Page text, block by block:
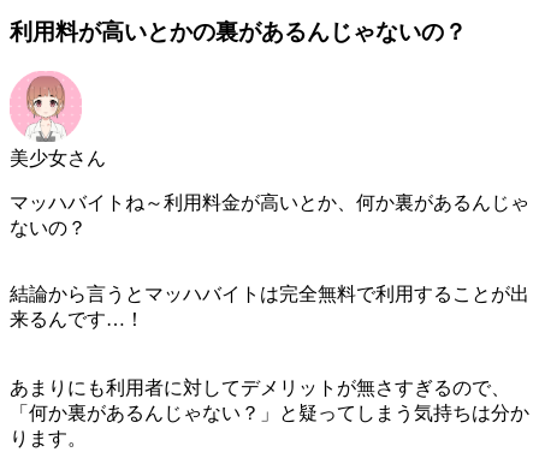
利用料が高いとかの裏があるんじゃないの？
美少女さん
マッハバイトね～利用料金が高いとか、何か裏があるんじゃ
ないの？
結論から言うとマッハバイトは完全無料で利用することが出
来るんです…！
あまりにも利用者に対してデメリットが無さすぎるので、
「何か裏があるんじゃない？」と疑ってしまう気持ちは分か
ります。